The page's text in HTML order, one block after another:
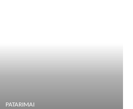
PATARIMAI